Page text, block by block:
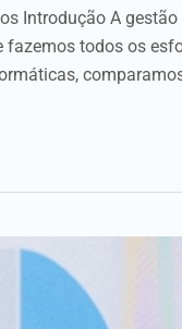
Introdução A
todos os